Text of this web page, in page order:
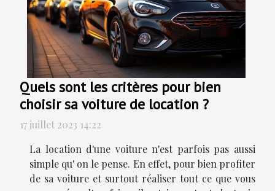
Quels sont les critères pour bien
choisir sa voiture de location ?
17 juillet 2023 14:22
La location d'une voiture n'est parfois pas aussi
simple qu' on le pense. En effet, pour bien profiter
de sa voiture et surtout réaliser tout ce que vous